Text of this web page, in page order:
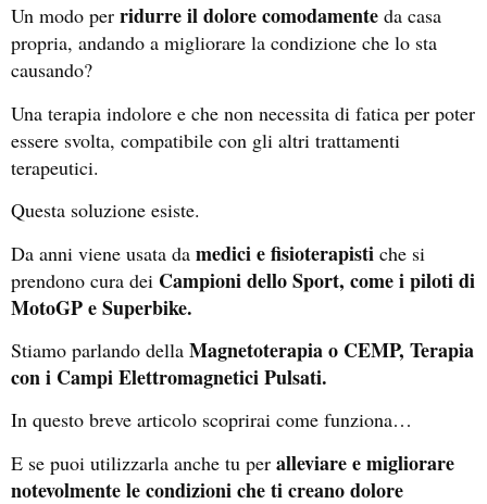
Un modo per ridurre il dolore comodamente da casa
propria, andando a migliorare la condizione che lo sta
causando?
Una terapia indolore e che non necessita di fatica per poter
essere svolta, compatibile con gli altri trattamenti
terapeutici.
Questa soluzione esiste.
Da anni viene usata da medici e fisioterapisti che si
prendono cura dei Campioni dello Sport, come i piloti di
MotoGP e Superbike.
Stiamo parlando della Magnetoterapia o CEMP, Terapia
con i Campi Elettromagnetici Pulsati.
In questo breve articolo scoprirai come funziona…
E se puoi utilizzarla anche tu per alleviare e migliorare
notevolmente le condizioni che ti creano dolore